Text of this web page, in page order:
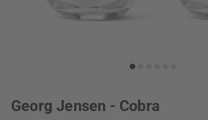
Georg Jensen - Cobra